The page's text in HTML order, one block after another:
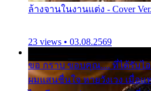
ล้างจานในงานแต่ง - Cover
23 views • 03.08.2569
ขอ กราบ ขอบคุณ.... ที่ได้รับไ
ผมแสนชื่นใจ หายวังเวง เมื่อแ